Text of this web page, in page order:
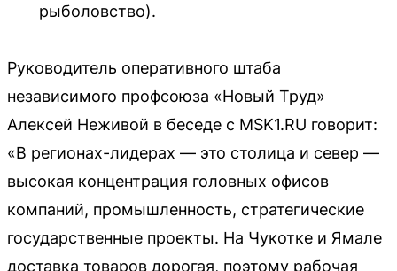
рыболовство).
Руководитель оперативного штаба
независимого профсоюза «Новый Труд»
Алексей Неживой в беседе с MSK1.RU говорит:
«В регионах-лидерах — это столица и север —
высокая концентрация головных офисов
компаний, промышленность, стратегические
государственные проекты. На Чукотке и Ямале
доставка товаров дорогая, поэтому рабочая